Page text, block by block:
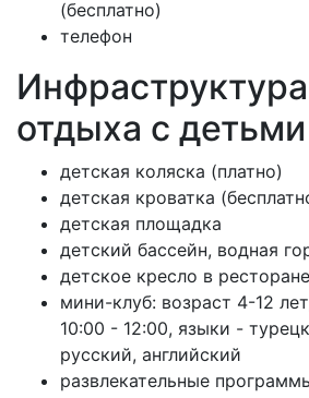
(бесплатно)
телефон
отдыха с детьми
детская коляска (платно)
детская кроватка
детская площадка
детский бассейн, водная
детское кресло в ресторане
мини-клуб: возраст 4-12
10:00 - 12:00, языки -
русский, английский
развлекательные